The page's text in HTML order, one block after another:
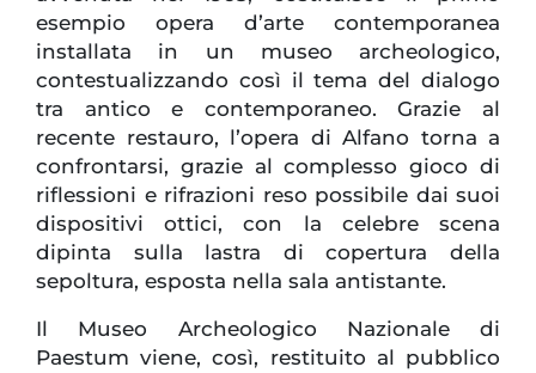
esempio opera d’arte contemporanea
installata in un museo archeologico,
contestualizzando così il tema del dialogo
tra antico e contemporaneo. Grazie al
recente restauro, l’opera di Alfano torna a
confrontarsi, grazie al complesso gioco di
riflessioni e rifrazioni reso possibile dai suoi
dispositivi ottici, con la celebre scena
dipinta sulla lastra di copertura della
sepoltura, esposta nella sala antistante.
Il Museo Archeologico Nazionale di
Paestum viene, così, restituito al pubblico